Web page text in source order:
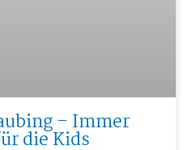
– Immer
die Kids